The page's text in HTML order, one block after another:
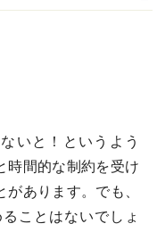
いと！というよう
時間的な制約を受け
あります。でも、
ことはないでしょ